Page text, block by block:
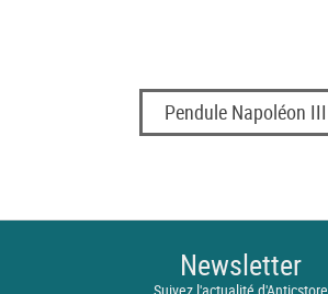
Pendule Napoléon III
Newsletter
Suivez l'actualité d'Anticstore